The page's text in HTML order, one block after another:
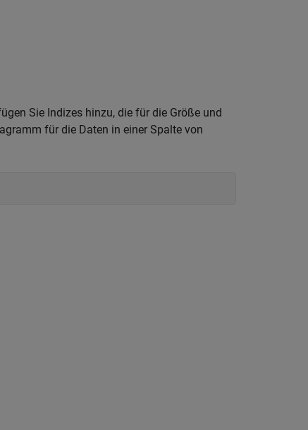
Sie Indizes hinzu, die für die Größe und
für die Daten in einer Spalte von